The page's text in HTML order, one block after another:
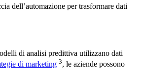
dell’automazione per trasformare dati
di analisi predittiva utilizzano dati
di marketing 3, le aziende possono